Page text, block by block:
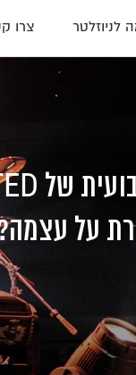
לניוזלטר צרו
על